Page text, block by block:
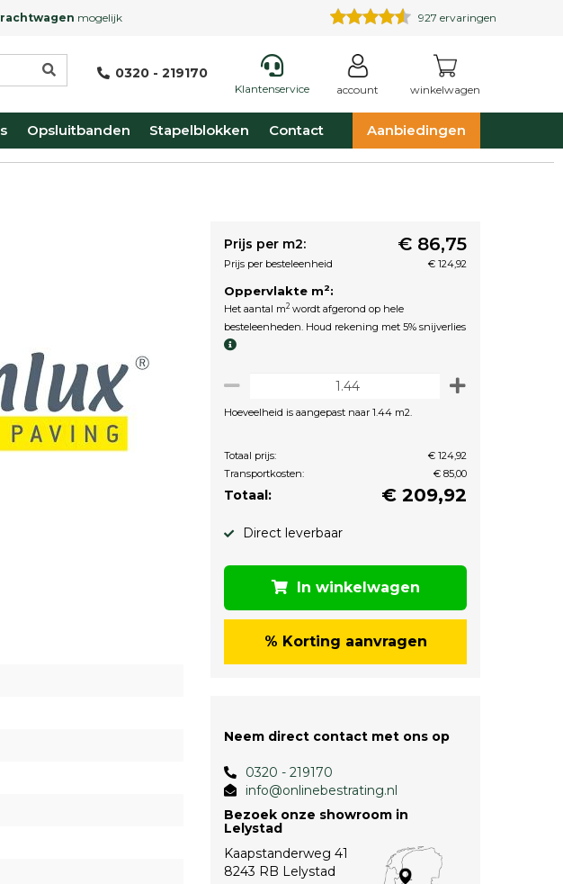
mogelijk 927 ervaringen
0320 - 219170
Klantenservice account winkelwagen
Opsluitbanden Stapelblokken Contact Aanbiedingen
Prijs per m2: € 86,75
Prijs per besteleenheid € 124,92
Oppervlakte m2:
Het aantal m2 wordt afgerond op hele
besteleenheden. Houd rekening met 5% snijverlies
Hoeveelheid is aangepast naar 1.44 m2.
Totaal prijs:
€ 124,92
Transportkosten:
€ 85,00
Totaal: € 209,92
Direct leverbaar
In winkelwagen
% Korting aanvragen
Neem direct contact met ons op
0320 - 219170
info@onlinebestrating.nl
Bezoek onze showroom in
Lelystad
Kaapstanderweg 41
8243 RB Lelystad